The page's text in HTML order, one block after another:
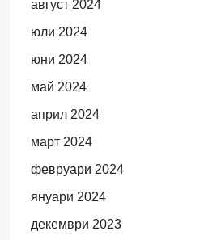
август 2024
юли 2024
юни 2024
май 2024
април 2024
март 2024
февруари 2024
януари 2024
декември 2023